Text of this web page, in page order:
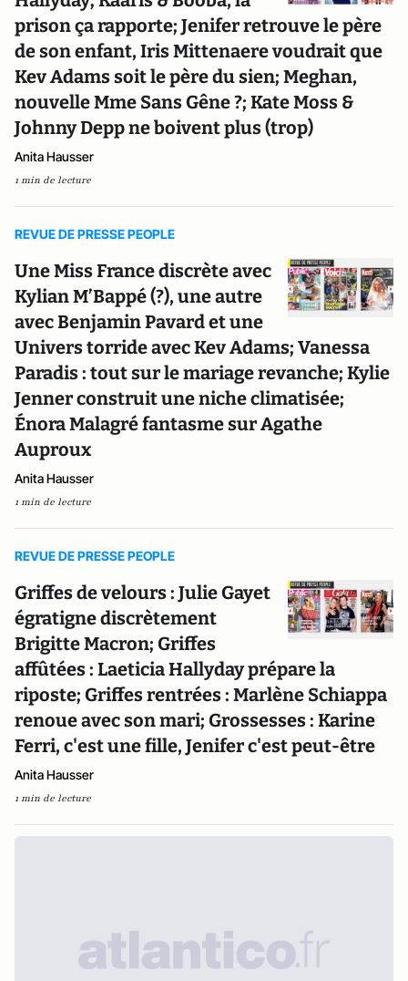
prison ça rapporte; Jenifer retrouve le père
de son enfant, Iris Mittenaere voudrait que
Kev Adams soit le père du sien; Meghan,
nouvelle Mme Sans Gêne ?; Kate Moss &
Johnny Depp ne boivent plus (trop)
Anita Hausser
1 min de lecture
REVUE DE PRESSE PEOPLE
Une Miss France discrète avec
Kylian M’Bappé (?), une autre
avec Benjamin Pavard et une
Univers torride avec Kev Adams; Vanessa
Paradis : tout sur le mariage revanche; Kylie
Jenner construit une niche climatisée;
Énora Malagré fantasme sur Agathe
Auproux
Anita Hausser
1 min de lecture
REVUE DE PRESSE PEOPLE
Griffes de velours : Julie Gayet
égratigne discrètement
Brigitte Macron; Griffes
affûtées : Laeticia Hallyday prépare la
riposte; Griffes rentrées : Marlène Schiappa
renoue avec son mari; Grossesses : Karine
Ferri, c'est une fille, Jenifer c'est peut-être
Anita Hausser
1 min de lecture